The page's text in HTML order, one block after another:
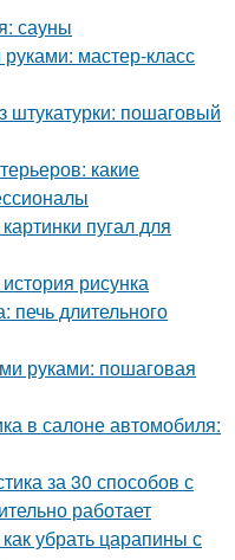
сауны
мастер-класс
штукатурки: пошаговый
какие
пугал для
рисунка
длительного
руками: пошаговая
в салоне автомобиля:
за 30 способов с
работает
убрать царапины с